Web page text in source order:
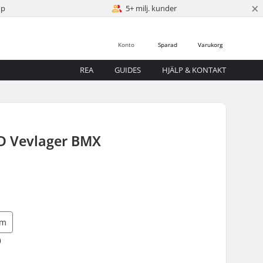
5+ milj. kunder ×
Varukorg
Sparad
Konto
REA GUIDES HJÄLP & KONTAKT
Vevlager BMX